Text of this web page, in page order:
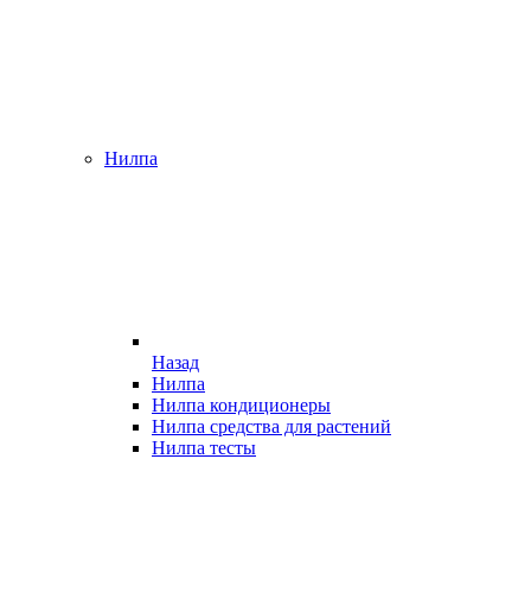
Нилпа
Назад
Нилпа
Нилпа кондиционеры
Нилпа средства для растений
Нилпа тесты